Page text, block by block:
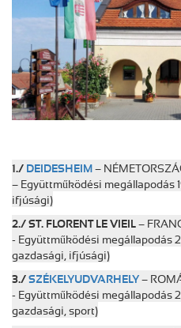
1./ DEIDESHEIM –
– Együttműködési megállapodás
ifjúsági)
2./ ST. FLORENT LE VIEIL –
- Együttműködési megállapodás
gazdasági, ifjúsági)
3./ SZÉKELYUDVARHELY –
- Együttműködési megállapodás
gazdasági, sport)